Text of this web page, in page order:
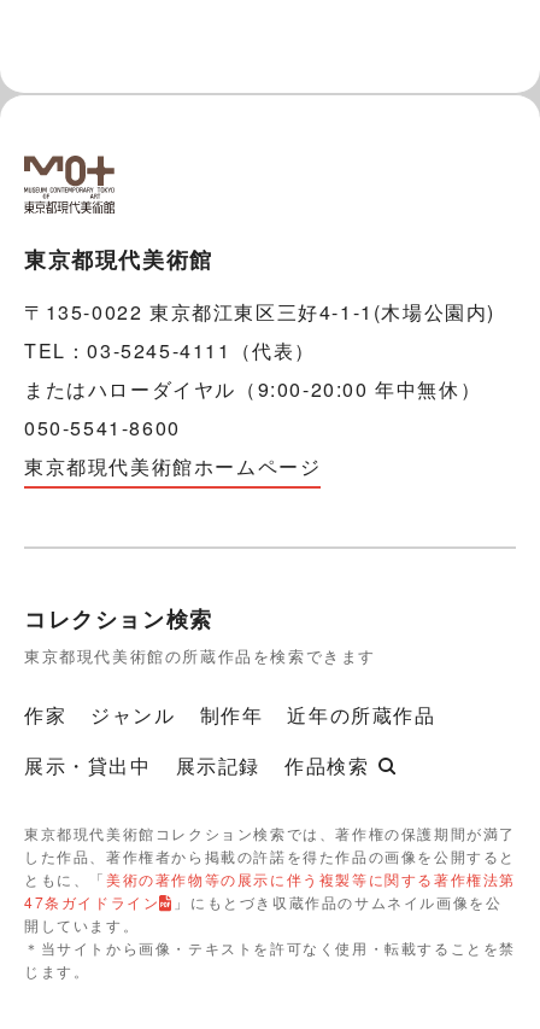
東京都現代美術館
〒135-0022 東京都江東区三好4-1-1(木場公園内)
TEL：03-5245-4111（代表）
またはハローダイヤル（9:00-20:00 年中無休）
050-5541-8600
東京都現代美術館ホームページ
コレクション検索
東京都現代美術館の所蔵作品を検索できます
作家 ジャンル 制作年
近年の所蔵作品
展示・貸出中
展示記録 作品検索
東京都現代美術館コレクション検索では、著作権の保護期間が満了
した作品、著作権者から掲載の許諾を得た作品の画像を公開すると
ともに、「美術の著作物等の展示に伴う複製等に関する著作権法第
47条ガイドライン
」にもとづき収蔵作品のサムネイル画像を公
開しています。
＊当サイトから画像・テキストを許可なく使用・転載することを禁
じます。